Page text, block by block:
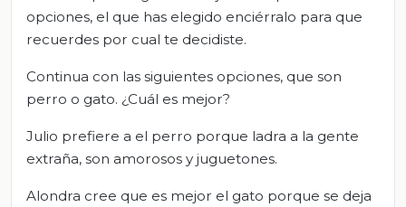
opciones, el que has elegido enciérralo para que
recuerdes por cual te decidiste.
Continua con las siguientes opciones, que son
perro o gato. ¿Cuál es mejor?
Julio prefiere a el perro porque ladra a la gente
extraña, son amorosos y juguetones.
Alondra cree que es mejor el gato porque se deja